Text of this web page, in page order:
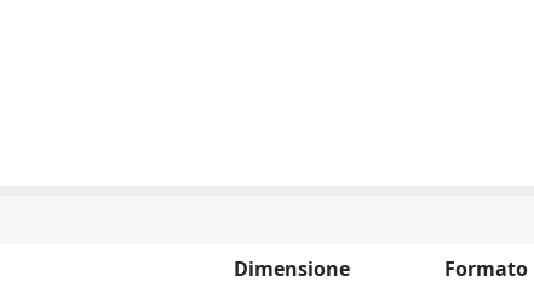
Dimensione Formato